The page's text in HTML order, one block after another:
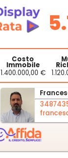
Costo
Immobile
1.400.000,00 €